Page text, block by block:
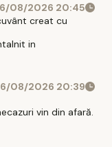
08/2026 20:45
creat cu
in
08/2026 20:39
vin din afară.